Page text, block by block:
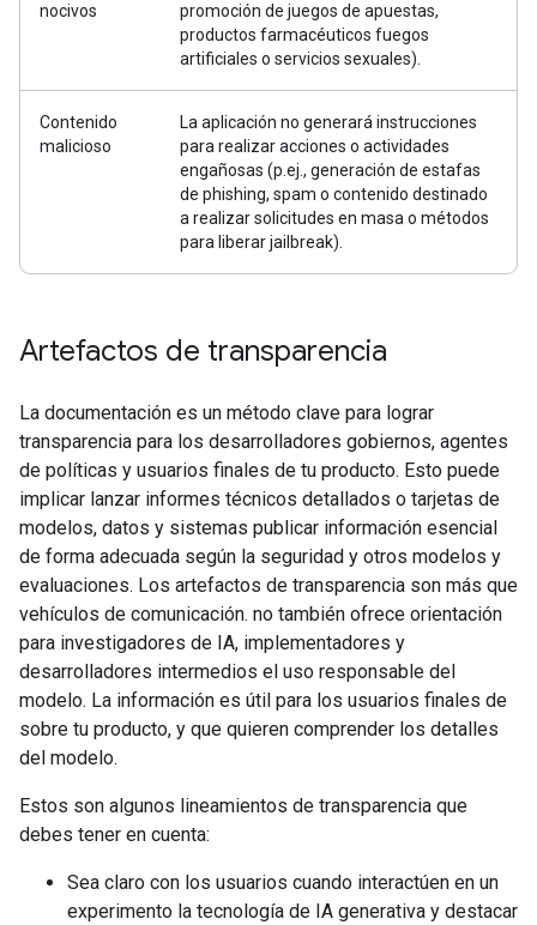
nocivos
promoción de juegos de apuestas,
productos farmacéuticos fuegos
artificiales o servicios sexuales).
Contenido
malicioso
La aplicación no generará instrucciones
para realizar acciones o actividades
engañosas (p.ej., generación de estafas
de phishing, spam o contenido destinado
a realizar solicitudes en masa o métodos
para liberar jailbreak).
Artefactos de transparencia
La documentación es un método clave para lograr
transparencia para los desarrolladores gobiernos, agentes
de políticas y usuarios finales de tu producto. Esto puede
implicar lanzar informes técnicos detallados o tarjetas de
modelos, datos y sistemas publicar información esencial
de forma adecuada según la seguridad y otros modelos y
evaluaciones. Los artefactos de transparencia son más que
vehículos de comunicación. no también ofrece orientación
para investigadores de IA, implementadores y
desarrolladores intermedios el uso responsable del
modelo. La información es útil para los usuarios finales de
sobre tu producto, y que quieren comprender los detalles
del modelo.
Estos son algunos lineamientos de transparencia que
debes tener en cuenta:
Sea claro con los usuarios cuando interactúen en un
experimento la tecnología de IA generativa y destacar